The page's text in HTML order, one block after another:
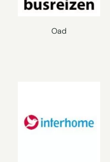
Oad